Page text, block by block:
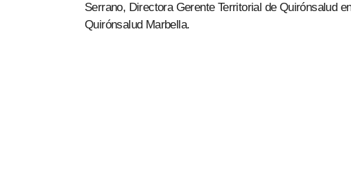
Serrano, Directora Gerente Territorial de Quirónsalud
Quirónsalud Marbella.